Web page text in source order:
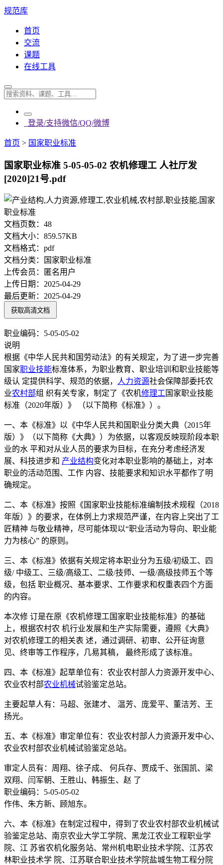
规范库
首页
交流
课题
在线工具
登录/支持微信/QQ/微博
首页 > 国家职业标准
国家职业标准 5-05-05-02 农机修理工 人社厅发
[2020]21号.pdf
文档页数： 48
文档大小： 859.57KB
文档格式： pdf
文档分类：
国家职业标准
上传会员：
匿名用户
上传日期： 2025-04-29
最后更新： 2025-04-29
获取高清文档
职业编码：5-05-05-02
说明
根据《中华人民共和国劳动法》的有关规定，为了进一步完善
国家职业技能标准体系，为职业教育、职业培训和职业技能等
级认 定提供科学、规范的依据， 人力资源社会保障部委托农
业农村部组 织有关专家，制定了《农机修理工国家职业技能
标准（2020年版）》 （以下简称《标准》）。
一、本《标准》以《中华人民共和国职业分类大典（2015年
版）》（以下简称《大典》）为依据，以客观反映现阶段本职
业的水 平和对从业人员的要求为目标，在充分考虑经济发
展、科技进步和 产业结构变化对本职业影响的基础上，对本
职业的活动范围、工作 内容、技能要求和知识水平都作了明
确规定。
二、本《标准》按照《国家职业技能标准编制技术规程（2018
年版）》的要求，在体例上力求规范严谨，在内容上突出了工
匠精神 与敬业精神，尽可能体现以“职业活动为导向、职业能
力为核心” 的原则。
三、本《标准》依据有关规定将本职业分为五级/初级工、四
级/ 中级工、三级/高级工、二级/技师、一级/高级技师五个等
级，包括 职业概况、基本要求、工作要求和权重表四个方面
的内容。
本次修 订是在原《农机修理工国家职业技能标准》的基础
上，根据农村农 机行业发展和生产实际需要，遵照《大典》
对农机修理工的相关表 述，通过调研、初审、公开征询意
见、终审等工作程序，几易其稿， 最终形成了该标准。
四、本《标准》起草单位有：农业农村部人力资源开发中心、
农业农村部农业机械试验鉴定总站。
主要起草人有：马超、张建才、 温芳、庞爱平、董洁芳、王
扬光。
五、本《标准》审定单位有：农业农村部人力资源开发中心、
农业农村部农业机械试验鉴定总站。
审定人员有：周翔、徐子成、 何兵存、贾成千、张国凯、梁
双翔、闫军朝、王胜山、韩振生、赵 了
职业编码：5-05-05-02
作伟、朱方新、顾旭东。
六、本《标准》在制定过程中，得到了农业农村部农业机械试
验鉴定总站、南京农业大学工学院、黑龙江农业工程职业学
院、江 苏省农机化服务站、常州机电职业技术学院、江苏农
林职业技术学 院、江苏联合职业技术学院盐城生物工程分院